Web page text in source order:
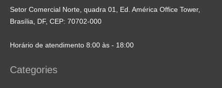
Setor Comercial Norte, quadra 01, Ed. América Office Tower,
Brasília, DF, CEP: 70702-000
Horário de atendimento 8:00 às - 18:00
Categories